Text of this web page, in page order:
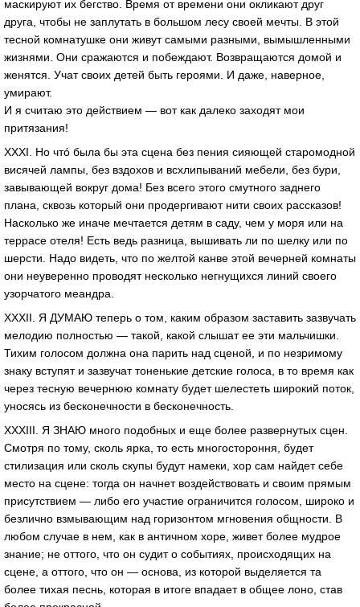
маскируют их бегство. Время от времени они окликают друг
друга, чтобы не заплутать в большом лесу своей мечты. В этой
тесной комнатушке они живут самыми разными, вымышленными
жизнями. Они сражаются и побеждают. Возвращаются домой и
женятся. Учат своих детей быть героями. И даже, наверное,
умирают.
И я считаю это действием — вот как далеко заходят мои
притязания!
XXXI. Но чтó была бы эта сцена без пения сияющей старомодной
висячей лампы, без вздохов и всхлипываний мебели, без бури,
завывающей вокруг дома! Без всего этого смутного заднего
плана, сквозь который они продергивают нити своих рассказов!
Насколько же иначе мечтается детям в саду, чем у моря или на
террасе отеля! Есть ведь разница, вышивать ли по шелку или по
шерсти. Надо видеть, что по желтой канве этой вечерней комнаты
они неуверенно проводят несколько негнущихся линий своего
узорчатого меандра.
XXXII. Я ДУМАЮ теперь о том, каким образом заставить зазвучать
мелодию полностью — такой, какой слышат ее эти мальчишки.
Тихим голосом должна она парить над сценой, и по незримому
знаку вступят и зазвучат тоненькие детские голоса, в то время как
через тесную вечернюю комнату будет шелестеть широкий поток,
уносясь из бесконечности в бесконечность.
XXXIII. Я ЗНАЮ много подобных и еще более развернутых сцен.
Смотря по тому, сколь ярка, то есть многостороння, будет
стилизация или сколь скупы будут намеки, хор сам найдет себе
место на сцене: тогда он начнет воздействовать и своим прямым
присутствием — либо его участие ограничится голосом, широко и
безлично взмывающим над горизонтом мгновения общности. В
любом случае в нем, как в античном хоре, живет более мудрое
знание; не оттого, что он судит о событиях, происходящих на
сцене, а оттого, что он — основа, из которой выделяется та
более тихая песнь, которая в итоге впадает в общее лоно, став